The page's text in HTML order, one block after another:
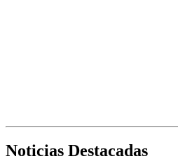
Noticias Destacadas